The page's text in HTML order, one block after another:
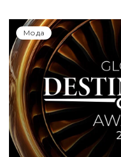
Мода